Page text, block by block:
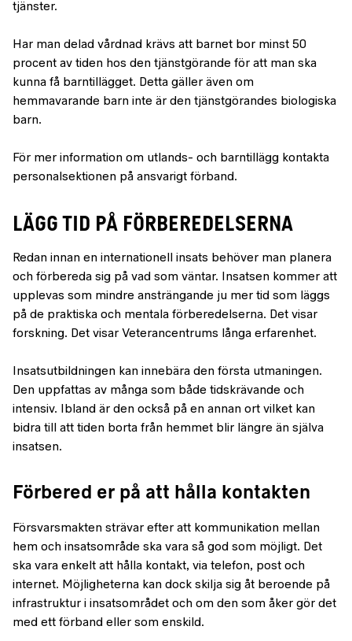
tjänster.
Har man delad vårdnad krävs att barnet bor minst 50
procent av tiden hos den tjänstgörande för att man ska
kunna få barntillägget. Detta gäller även om
hemmavarande barn inte är den tjänstgörandes biologiska
barn.
För mer information om utlands- och barntillägg kontakta
personalsektionen på ansvarigt förband.
LÄGG TID PÅ FÖRBEREDELSERNA
Redan innan en internationell insats behöver man planera
och förbereda sig på vad som väntar. Insatsen kommer att
upplevas som mindre ansträngande ju mer tid som läggs
på de praktiska och mentala förberedelserna. Det visar
forskning. Det visar Veterancentrums långa erfarenhet.
Insatsutbildningen kan innebära den första utmaningen.
Den uppfattas av många som både tidskrävande och
intensiv. Ibland är den också på en annan ort vilket kan
bidra till att tiden borta från hemmet blir längre än själva
insatsen.
Förbered er på att hålla kontakten
Försvarsmakten strävar efter att kommunikation mellan
hem och insatsområde ska vara så god som möjligt. Det
ska vara enkelt att hålla kontakt, via telefon, post och
internet. Möjligheterna kan dock skilja sig åt beroende på
infrastruktur i insatsområdet och om den som åker gör det
med ett förband eller som enskild.